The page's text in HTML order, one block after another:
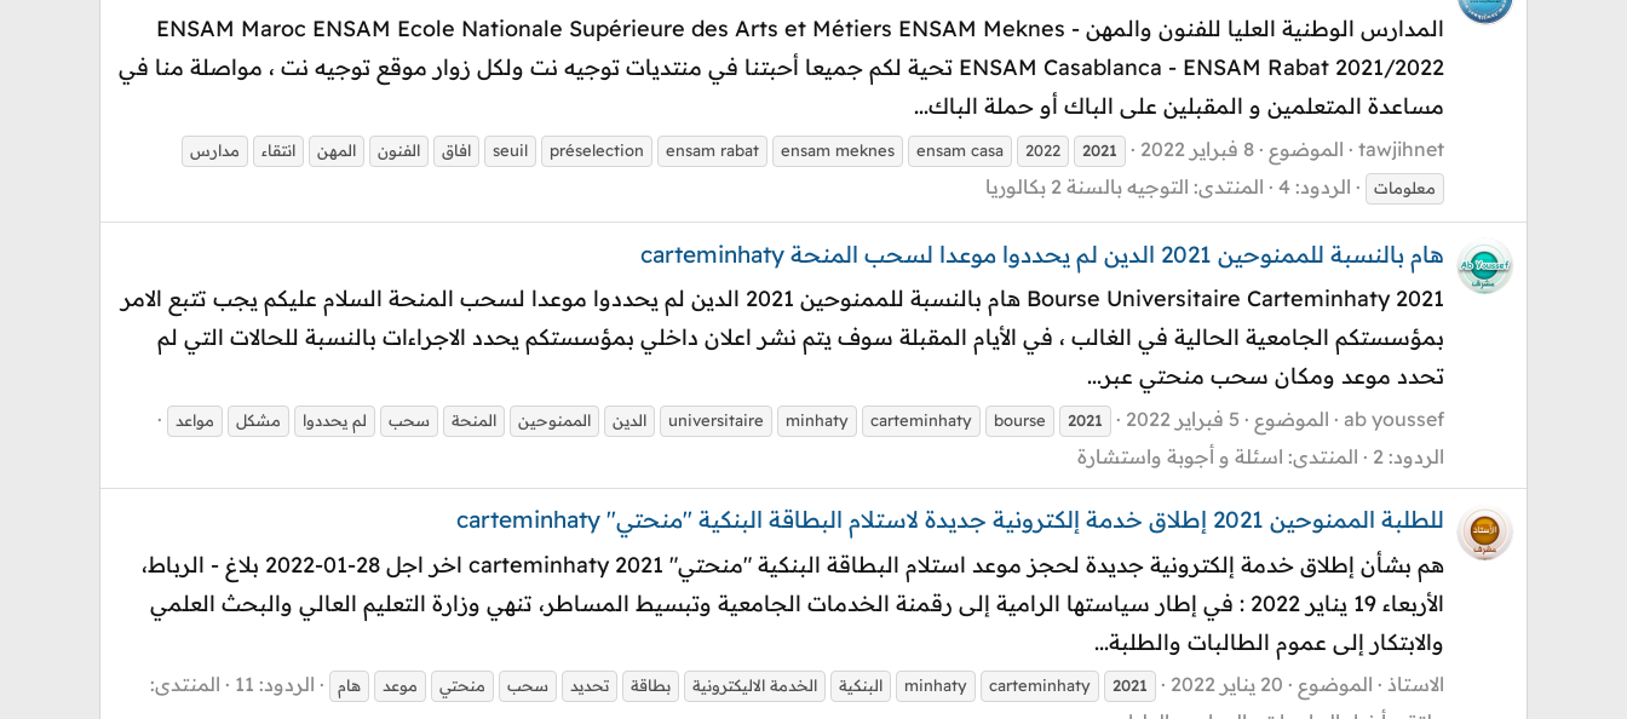
المدارس الوطنية العليا للفنون والمهن ENSAM Maroc ENSAM Ecole Nationale Supérieure des Arts et Métiers ENSAM Meknes -
ENSAM Casablanca - ENSAM Rabat 2021/2022 تحية لكم جميعا أحبتنا في منتديات توجيه نت ولكل زوار موقع توجيه نت ، مواصلة منا في
مساعدة المتعلمين و المقبلين على الباك أو حملة الباك...
tawjihnet الموضوع 8 فبراير 2022 2021
2022
ensam casa
ensam meknes
ensam rabat
préselection
seuil افاق الفنون المهن انتقاء
مدارس
معلومات
الردود: 4 المنتدى: التوجيه بالسنة 2 بكالوريا
هام بالنسبة للممنوحين 2021 الدين لم يحددوا موعدا لسحب المنحة carteminhaty
Bourse Universitaire Carteminhaty 2021 هام بالنسبة للممنوحين 2021 الدين لم يحددوا موعدا لسحب المنحة السلام عليكم يجب تتبع الامر
بمؤسستكم الجامعية الحالية في الغالب ، في الأيام المقبلة سوف يتم نشر اعلان داخلي بمؤسستكم يحدد الاجراءات بالنسبة للحالات التي لم
تحدد موعد ومكان سحب منحتي عبر...
ab youssef الموضوع 5 فبراير 2022 2021
bourse
carteminhaty
minhaty
universitaire الدين الممنوحين المنحة سحب لم يحددوا مشكل مواعد
الردود: 2 المنتدى: اسئلة و أجوبة واستشارة
للطلبة الممنوحين 2021 إطلاق خدمة إلكترونية جديدة لاستلام البطاقة البنكية "منحتي" carteminhaty
هم بشأن إطلاق خدمة إلكترونية جديدة لحجز موعد استلام البطاقة البنكية "منحتي" carteminhaty 2021 اخر اجل 28-01-2022 بلاغ - الرباط،
الأربعاء 19 يناير 2022 : في إطار سياستها الرامية إلى رقمنة الخدمات الجامعية وتبسيط المساطر، تنهي وزارة التعليم العالي والبحث العلمي
والابتكار إلى عموم الطالبات والطلبة...
الاستاذ الموضوع 20 يناير 2022 2021
carteminhaty
minhaty البنكية الخدمة الاليكترونية بطاقة تحديد سحب منحتي موعد هام الردود: 11
المنتدى: